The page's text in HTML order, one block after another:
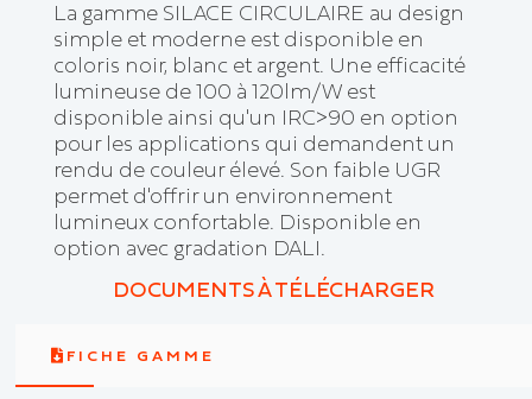
La gamme SILACE CIRCULAIRE au design
simple et moderne est disponible en
coloris noir, blanc et argent. Une efficacité
lumineuse de 100 à 120lm/W est
disponible ainsi qu'un IRC>90 en option
pour les applications qui demandent un
rendu de couleur élevé. Son faible UGR
permet d'offrir un environnement
lumineux confortable. Disponible en
option avec gradation DALI.
DOCUMENTS À TÉLÉCHARGER
FICHE GAMME